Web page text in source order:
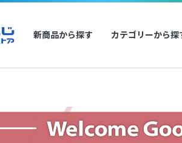
新商品から探す カテゴリーから探